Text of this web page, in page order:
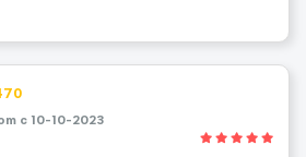
c 10-10-2023